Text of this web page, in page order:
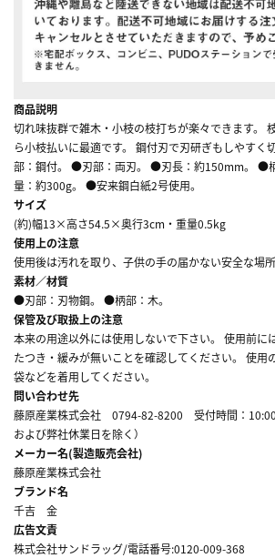
商品説明
切れ味抜群で雑木・小枝の枝打ちが楽々できます。
ら小枝払いに最適です。 鋼付刃で刃研ぎもしやすく
部：鋼付。 ●刃部：両刃。 ●刃長：約150mm。 ●
量：約300g。 ●安来鋼白紙2号使用。
サイズ
(約)幅13×高さ54.5×奥行3cm・重量0.5kg
使用上の注意
使用後は汚れを取り、子供の手の届かない安全な場
素材／材質
●刃部：刃物鋼。 ●柄部：木。
保管及び取扱上の注意
本来の用途以外には使用しないで下さい。 使用前に
たつき・緩みが無いことを確認してください。 使用
袋などを着用してください。
問い合わせ先
藤原産業株式会社 0794-82-8200 受付時間：
および弊社休業日を除く）
メーカー名(製造販売会社)
藤原産業株式会社
ブランド名
千吉 金
広告文責
株式会社サンドラッグ/電話番号:0120-009-368